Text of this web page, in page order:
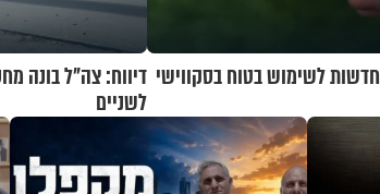
לשימוש בטוח בסקווישי דיווח: צה"ל בונה
לשניים